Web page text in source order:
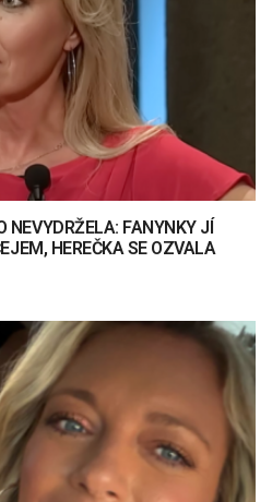
NEVYDRŽELA: FANYNKY JÍ
HEREČKA SE OZVALA